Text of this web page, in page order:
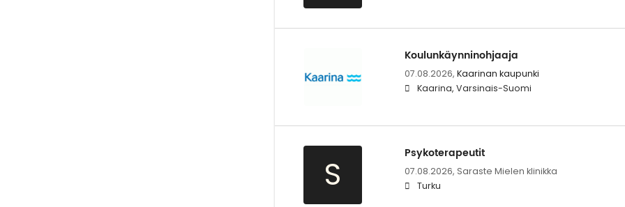
Koulunkäynninohjaaja
07.08.2026, Kaarinan kaupunki
Kaarina, Varsinais-Suomi
S
Psykoterapeutit
07.08.2026, Saraste Mielen klinikka
Turku